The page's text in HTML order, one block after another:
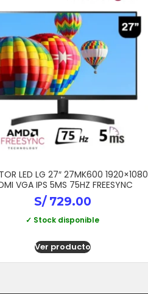
LED LG 27″ 27MK600 1920×1080
VGA IPS 5MS 75HZ FREESYNC
S/729.00
✓ Stock disponible
Ver producto